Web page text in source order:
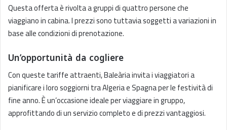
Questa offerta è rivolta a gruppi di quattro persone che
viaggiano in cabina. I prezzi sono tuttavia soggetti a variazioni in
base alle condizioni di prenotazione.
Un’opportunità da cogliere
Con queste tariffe attraenti, Baleària invita i viaggiatori a
pianificare i loro soggiorni tra Algeria e Spagna per le festività di
fine anno. È un’occasione ideale per viaggiare in gruppo,
approfittando di un servizio completo e di prezzi vantaggiosi.